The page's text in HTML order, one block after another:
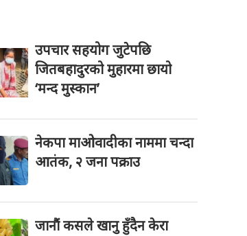
उपचार सहयोग जुटेपछि
जितबहादुरको मुहारमा छायो
‘मन्द मुस्कान’
नेकपा माओवादीका नाममा चन्दा
आतंक, २ जना पक्राउ
जानौं कसले खानु हुँदैन केरा